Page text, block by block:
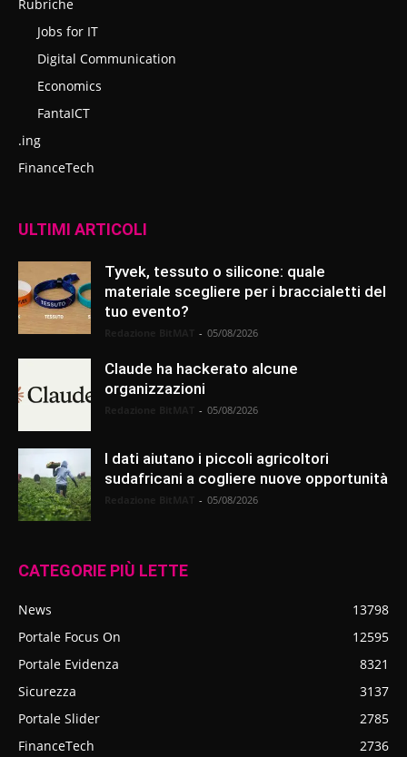
Rubriche
Jobs for IT
Digital Communication
Economics
FantaICT
.ing
FinanceTech
ULTIMI ARTICOLI
Tyvek, tessuto o silicone: quale
materiale scegliere per i braccialetti del
tuo evento?
- 05/08/2026
Claude ha hackerato alcune
organizzazioni
- 05/08/2026
I dati aiutano i piccoli agricoltori
sudafricani a cogliere nuove opportunità
- 05/08/2026
CATEGORIE PIÙ LETTE
News
13798
Portale Focus On
12595
Portale Evidenza
8321
Sicurezza
3137
Portale Slider
2785
FinanceTech
2736